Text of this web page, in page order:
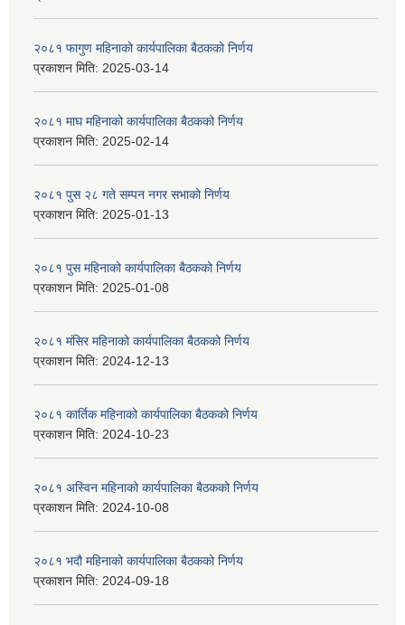
२०८१ फागुण महिनाको कार्यपालिका बैठकको निर्णय
प्रकाशन मिति: 2025-03-14
२०८१ माघ महिनाको कार्यपालिका बैठकको निर्णय
प्रकाशन मिति: 2025-02-14
२०८१ पुस २८ गते सम्प‍न नगर सभाको निर्णय
प्रकाशन मिति: 2025-01-13
२०८१ पुस महिनाको कार्यपालिका बैठकको निर्णय
प्रकाशन मिति: 2025-01-08
२०८१ मंसिर महिनाको कार्यपालिका बैठकको निर्णय
प्रकाशन मिति: 2024-12-13
२०८१ कार्तिक महिनाको कार्यपालिका बैठकको निर्णय
प्रकाशन मिति: 2024-10-23
२०८१ अस्विन महिनाको कार्यपालिका बैठकको निर्णय
प्रकाशन मिति: 2024-10-08
२०८१ भदौ महिनाको कार्यपालिका बैठकको निर्णय
प्रकाशन मिति: 2024-09-18